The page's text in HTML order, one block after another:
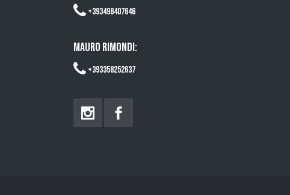
+393498407646
MAURO RIMONDI:
+393358252637